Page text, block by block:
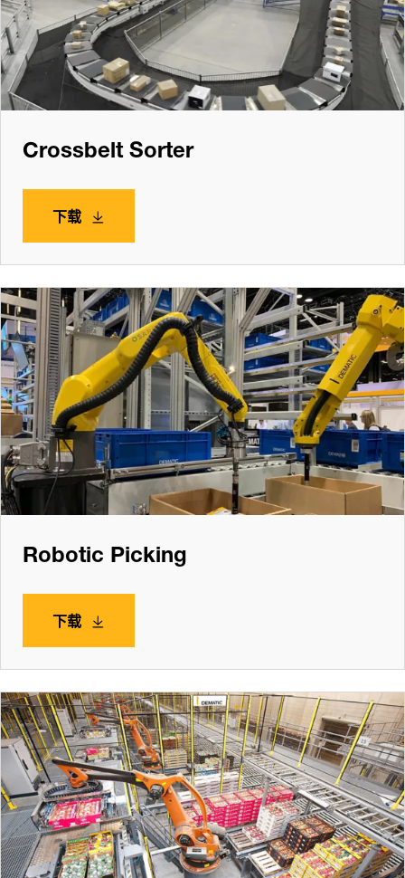
Crossbelt Sorter
下载
Robotic Picking
下载